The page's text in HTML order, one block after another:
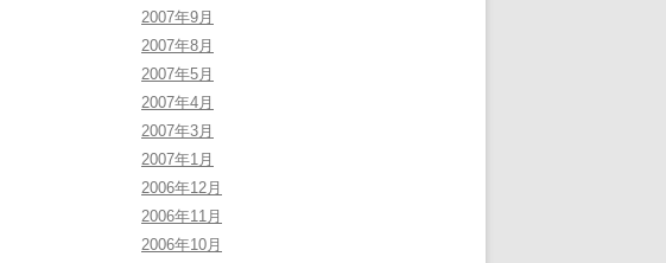
2007年9月
2007年8月
2007年5月
2007年4月
2007年3月
2007年1月
2006年12月
2006年11月
2006年10月